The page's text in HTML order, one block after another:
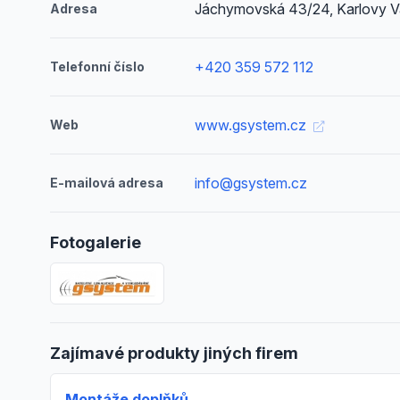
Adresa Jáchymovská 43/24, Karlovy
Telefonní číslo +420 359 572 112
Web www.gsystem.cz
E-mailová adresa info@gsystem.cz
Fotogalerie
Zajímavé produkty jiných firem